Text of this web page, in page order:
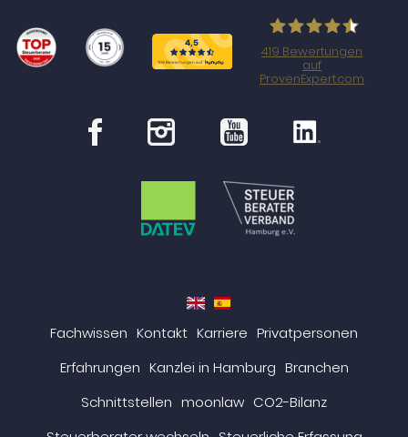
steueragenten.de
419 Bewertungen
auf
ProvenExpert.com
en es
Fachwissen Kontakt Karriere Privatpersonen
Erfahrungen Kanzlei in Hamburg Branchen
Schnittstellen moonlaw CO2-Bilanz